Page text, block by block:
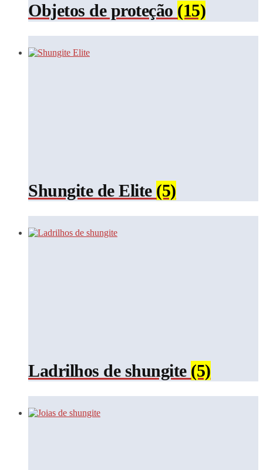
Objetos de proteção (15)
Shungite de Elite (5)
Ladrilhos de shungite (5)